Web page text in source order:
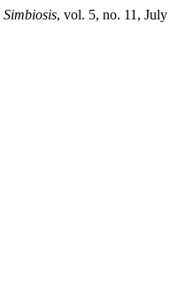
Simbiosis, vol. 5, no. 11, July